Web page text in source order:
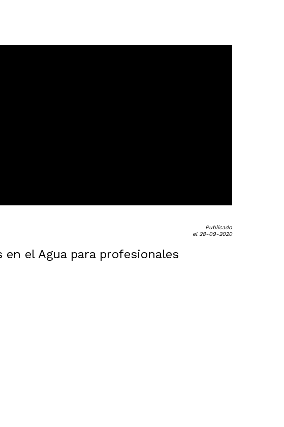
Publicado
el 28-09-2020
el Agua para profesionales